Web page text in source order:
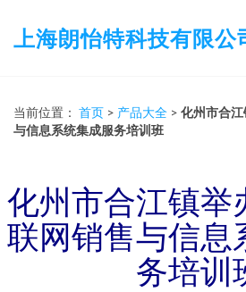
上海朗怡特科技有限公
当前位置： 首页 > 产品大全 > 化州市合
与信息系统集成服务培训班
化州市合江镇举
联网销售与信息
务培训